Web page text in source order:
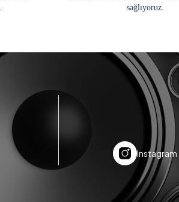
sağlıyoruz.
Instagram